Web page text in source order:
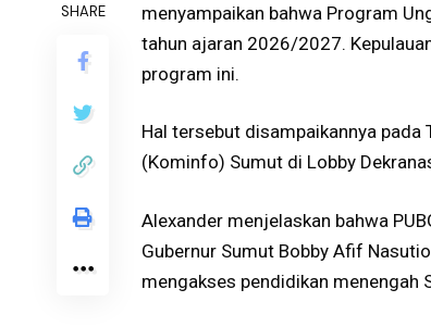
SHARE
menyampaikan bahwa Program
tahun ajaran 2026/2027.
program ini.
Hal tersebut disampaikannya
(Kominfo) Sumut di Lobby
Alexander menjelaskan bahwa
Gubernur Sumut Bobby Afif
mengakses pendidikan menengah